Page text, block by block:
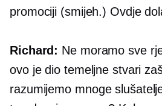
promociji (smijeh.) Ovdje
Richard: Ne moramo sve
ovo je dio temeljne stvari
razumijemo mnoge